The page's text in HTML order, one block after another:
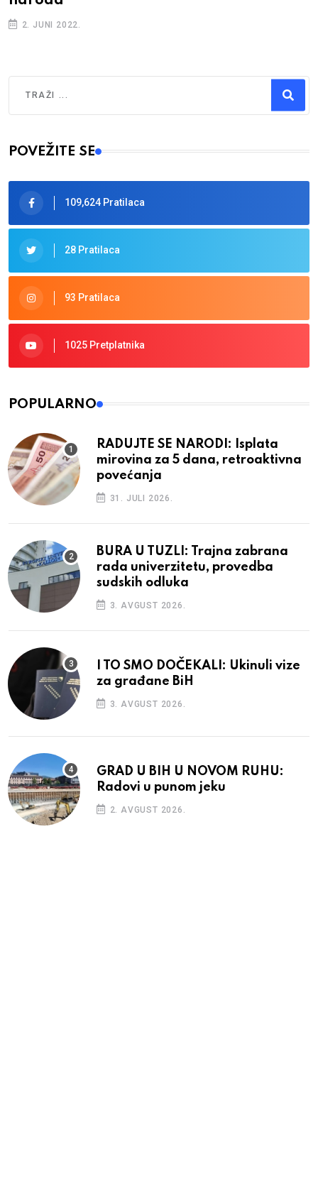
2. JUNI 2022.
Type 2 or more characters for results.
POVEŽITE SE
109,624 Pratilaca
28 Pratilaca
93 Pratilaca
1025 Pretplatnika
POPULARNO
RADUJTE SE NARODI: Isplata
mirovina za 5 dana, retroaktivna
povećanja
31. JULI 2026.
BURA U TUZLI: Trajna zabrana
rada univerzitetu, provedba
sudskih odluka
3. AVGUST 2026.
I TO SMO DOČEKALI: Ukinuli vize
za građane BiH
3. AVGUST 2026.
GRAD U BIH U NOVOM RUHU:
Radovi u punom jeku
2. AVGUST 2026.